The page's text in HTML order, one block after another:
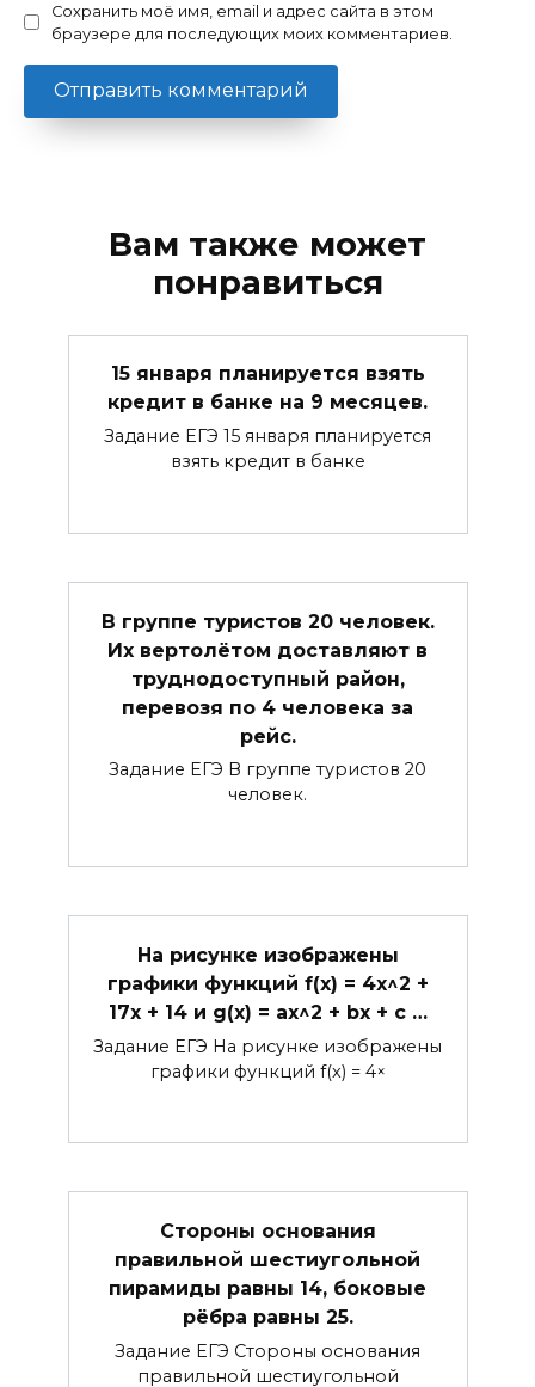
Сохранить моё имя, email и адрес сайта в этом
браузере для последующих моих комментариев.
Вам также может
понравиться
15 января планируется взять
кредит в банке на 9 месяцев.
Задание ЕГЭ 15 января планируется
взять кредит в банке
В группе туристов 20 человек.
Их вертолётом доставляют в
труднодоступный район,
перевозя по 4 человека за
рейс.
Задание ЕГЭ В группе туристов 20
человек.
На рисунке изображены
графики функций f(x) = 4x^2 +
17x + 14 и g(x) = ax^2 + bx + c …
Задание ЕГЭ На рисунке изображены
графики функций f(x) = 4×
Стороны основания
правильной шестиугольной
пирамиды равны 14, боковые
рёбра равны 25.
Задание ЕГЭ Стороны основания
правильной шестиугольной